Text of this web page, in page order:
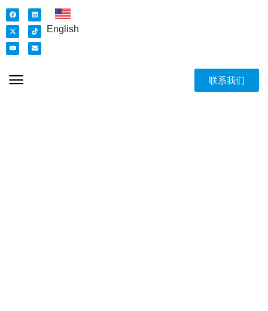
English
联系我们